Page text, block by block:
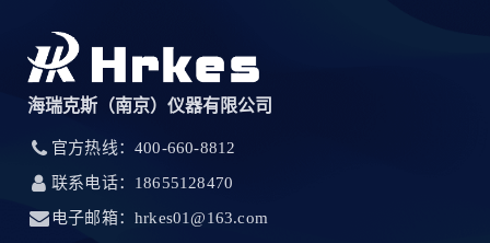
海瑞克斯（南京）仪器有限公司
官方热线：400-660-8812
联系电话：18655128470
电子邮箱：hrkes01@163.com